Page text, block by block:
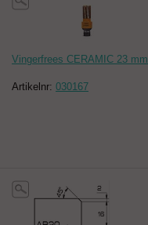
Vingerfrees CERAMIC 23 mm
Artikelnr: 030167